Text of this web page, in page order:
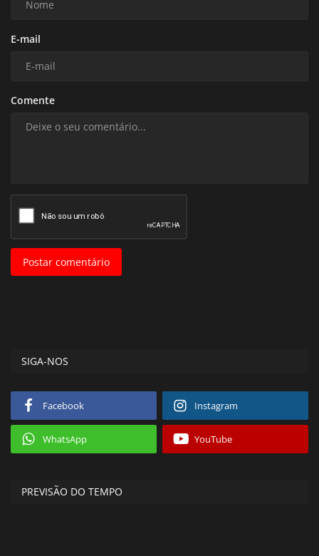
E-mail
Comente
Postar comentário
SIGA-NOS
Facebook Instagram
WhatsApp YouTube
PREVISÃO DO TEMPO